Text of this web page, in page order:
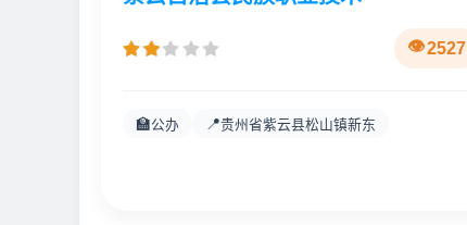
2527
🏫公办 📍贵州省紫云县松山镇新东